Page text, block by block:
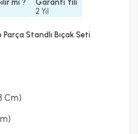
mi ?
Garanti Yılı
2 Yıl
Standlı Bıçak Seti
Cm)